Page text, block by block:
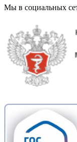
Мы в социальных